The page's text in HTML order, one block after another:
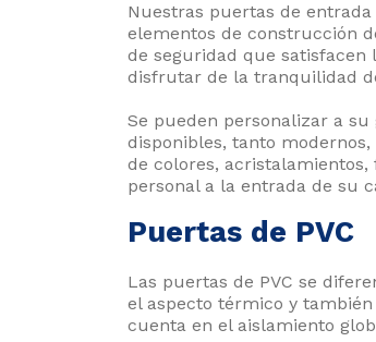
Nuestras puertas de
elementos de construcción
de seguridad que satisfacen
disfrutar de la tranquilidad
Se pueden personalizar a
disponibles, tanto
de colores,
personal a la entrada de su
Puertas de PVC
Las puertas de PVC se
el aspecto térmico y
cuenta en el aislamiento